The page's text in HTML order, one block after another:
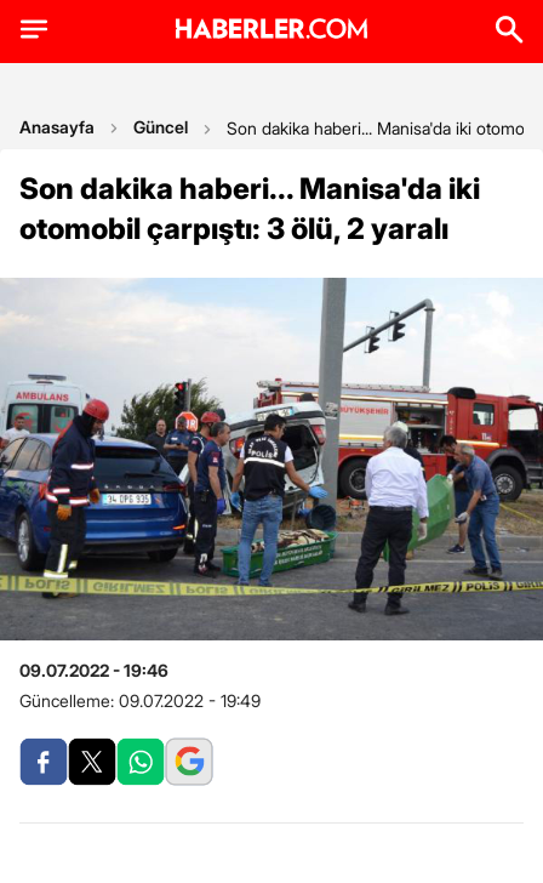
Anasayfa Güncel Son dakika haberi... Manisa'da iki otomobil
Son dakika haberi... Manisa'da iki
otomobil çarpıştı: 3 ölü, 2 yaralı
09.07.2022 - 19:46
Güncelleme: 09.07.2022 - 19:49